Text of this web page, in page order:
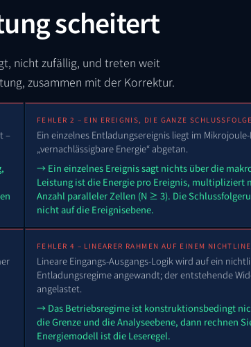
scheitert
nicht zufällig, und treten weit
zusammen mit der Korrektur.
–
FEHLER 2 – EIN EREIGNIS, DIE GANZE
Ein einzelnes Entladungsereignis liegt im
„vernachlässigbare Energie“ abgetan.
→ Ein einzelnes Ereignis sagt nichts über die
Leistung ist die Energie pro Ereignis, multipliziert
Anzahl paralleler Zellen (N ≥ 3). Die
nicht auf die Ereignisebene.
FEHLER 4 – LINEARER RAHMEN AUF EINEM
Lineare Eingangs-Ausgangs-Logik wird auf ein
Entladungsregime angewandt; der entstehende
angelastet.
→ Das Betriebsregime ist konstruktionsbedingt
die Grenze und die Analyseebene, dann rechnen
Energiemodell ist die Leseregel.